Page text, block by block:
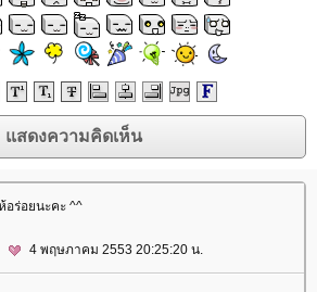
อร่อยนะคะ ^^
4 พฤษภาคม 2553 20:25:20 น.